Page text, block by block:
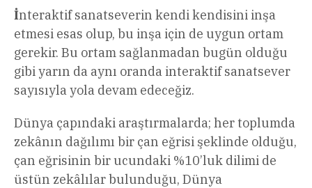
İnteraktif sanatseverin kendi kendisini inşa
etmesi esas olup, bu inşa için de uygun ortam
gerekir. Bu ortam sağlanmadan bugün olduğu
gibi yarın da aynı oranda interaktif sanatsever
sayısıyla yola devam edeceğiz.
Dünya çapındaki araştırmalarda; her toplumda
zekânın dağılımı bir çan eğrisi şeklinde olduğu,
çan eğrisinin bir ucundaki %10’luk dilimi de
üstün zekâlılar bulunduğu, Dünya